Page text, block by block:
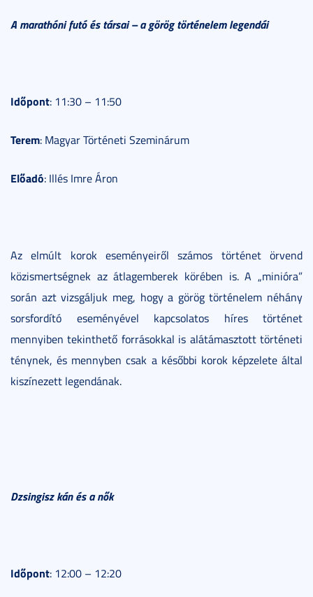
A marathóni futó és társai – a görög történelem legendái
Időpont: 11:30 – 11:50
Terem: Magyar Történeti Szeminárum
Előadó: Illés Imre Áron
Az elmúlt korok eseményeiről számos történet örvend
közismertségnek az átlagemberek körében is. A „minióra”
során azt vizsgáljuk meg, hogy a görög történelem néhány
sorsfordító eseményével kapcsolatos híres történet
mennyiben tekinthető forrásokkal is alátámasztott történeti
ténynek, és mennyben csak a későbbi korok képzelete által
kiszínezett legendának.
Dzsingisz kán és a nők
Időpont: 12:00 – 12:20